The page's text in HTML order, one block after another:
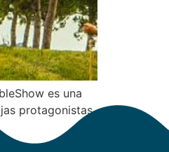
es una
protagonistas